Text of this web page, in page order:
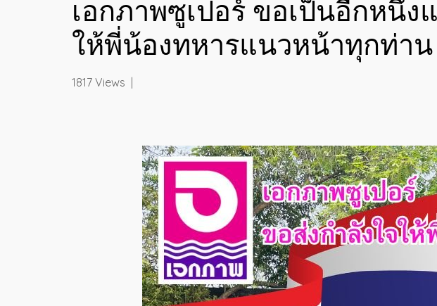
เอกภาพซูเปอร์ ขอเป็นอีกหนึ่
ให้พี่น้องทหารแนวหน้าทุกท่าน
1817 Views